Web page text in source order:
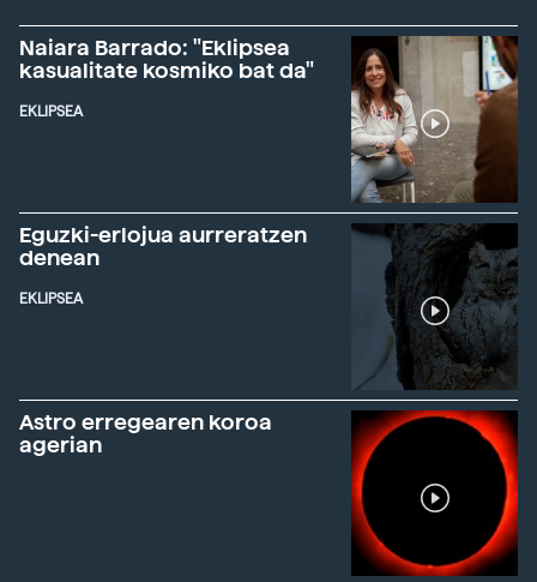
Naiara Barrado: "Eklipsea
kasualitate kosmiko bat da"
EKLIPSEA
Eguzki-erlojua aurreratzen
denean
EKLIPSEA
Astro erregearen koroa
agerian